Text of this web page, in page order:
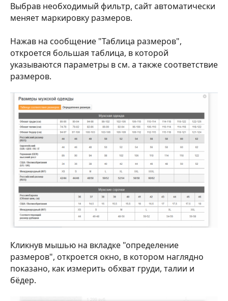
Выбрав необходимый фильтр, сайт автоматически
меняет маркировку размеров.
Нажав на сообщение "Таблица размеров",
откроется большая таблица, в которой
указываются параметры в см. а также соответствие
размеров.
Кликнув мышью на вкладке "определение
размеров", откроется окно, в котором наглядно
показано, как измерить обхват груди, талии и
бёдер.